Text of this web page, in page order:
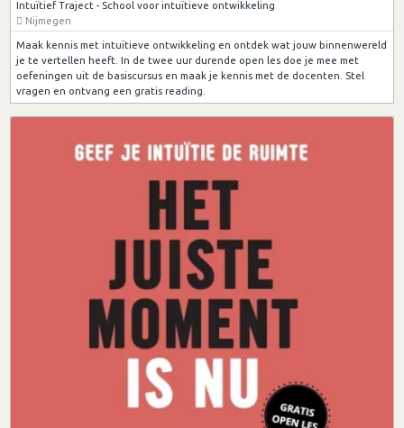
Intuïtief Traject - School voor intuïtieve ontwikkeling
Nijmegen
Maak kennis met intuïtieve ontwikkeling en ontdek wat jouw binnenwereld
je te vertellen heeft. In de twee uur durende open les doe je mee met
oefeningen uit de basiscursus en maak je kennis met de docenten. Stel
vragen en ontvang een gratis reading.